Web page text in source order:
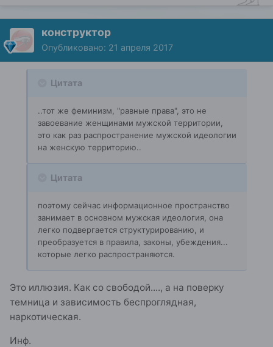
конструктор
Опубликовано: 21 апреля 2017
Цитата
..тот же феминизм, "равные права", это не
завоевание женщинами мужской территории,
это как раз распространение мужской идеологии
на женскую территорию..
Цитата
поэтому сейчас информационное пространство
занимает в основном мужская идеология, она
легко подвергается структурированию, и
преобразуется в правила, законы, убеждения...
которые легко распространяются.
Это иллюзия. Как со свободой...., а на поверку
темница и зависимость беспроглядная,
наркотическая.
Инф.